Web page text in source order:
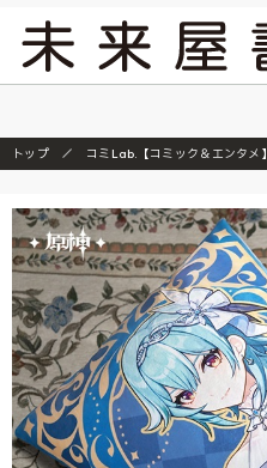
トップ コミLab.【コミック＆エンタメ】